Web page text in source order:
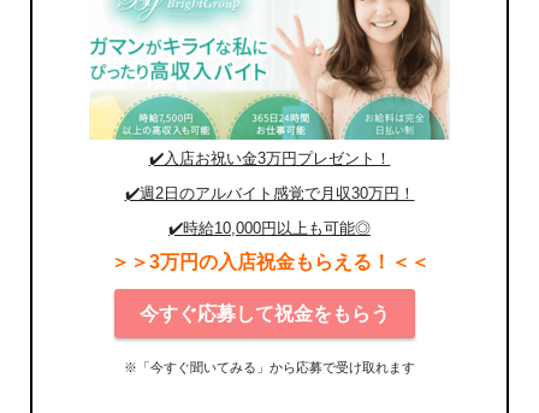
✔️入店お祝い金3万円プレゼント！
✔️週2日のアルバイト感覚で月収30万円！
✔️時給10,000円以上も可能◎
＞＞3万円の入店祝金もらえる！＜＜
今すぐ応募して祝金をもらう
※「今すぐ聞いてみる」から応募で受け取れます